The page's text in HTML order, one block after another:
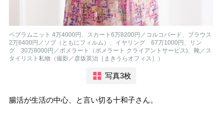
ペプラムニット 4万4000円、スカート6万8200円／コルコバード、ブラウス
2万6400円／ソブ（ともにフィルム）、イヤリング 67万1000円、リン
グ 30万8000円／ポメラート（ポメラート クライアントサービス)、靴／ス
タイリスト私物（撮影／彦坂英治［まきうらオフィス］）
写真3枚
腸活が生活の中心、と言い切る十和子さん。